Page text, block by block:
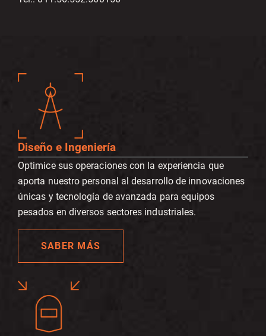
Diseño e Ingeniería
Optimice sus operaciones con la experiencia que
aporta nuestro personal al desarrollo de innovaciones
únicas y tecnología de avanzada para equipos
pesados en diversos sectores industriales.
SABER MÁS